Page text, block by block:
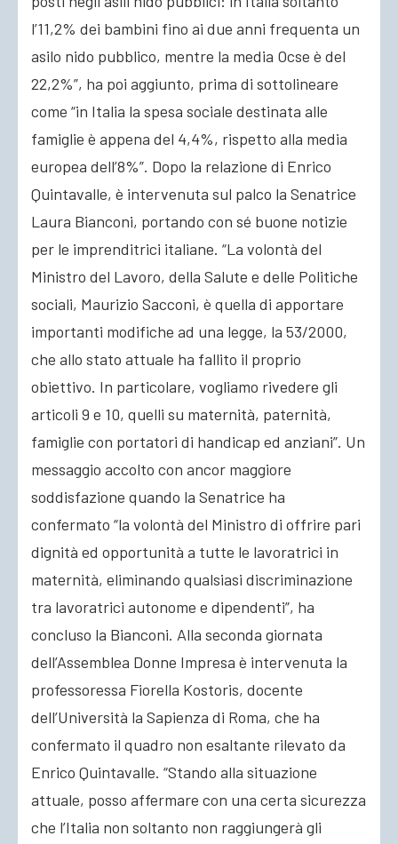
l’11,2% dei bambini fino ai due anni frequenta un
asilo nido pubblico, mentre la media Ocse è del
22,2%”, ha poi aggiunto, prima di sottolineare
come “in Italia la spesa sociale destinata alle
famiglie è appena del 4,4%, rispetto alla media
europea dell’8%”. Dopo la relazione di Enrico
Quintavalle, è intervenuta sul palco la Senatrice
Laura Bianconi, portando con sé buone notizie
per le imprenditrici italiane. “La volontà del
Ministro del Lavoro, della Salute e delle Politiche
sociali, Maurizio Sacconi, è quella di apportare
importanti modifiche ad una legge, la 53/2000,
che allo stato attuale ha fallito il proprio
obiettivo. In particolare, vogliamo rivedere gli
articoli 9 e 10, quelli su maternità, paternità,
famiglie con portatori di handicap ed anziani”. Un
messaggio accolto con ancor maggiore
soddisfazione quando la Senatrice ha
confermato “la volontà del Ministro di offrire pari
dignità ed opportunità a tutte le lavoratrici in
maternità, eliminando qualsiasi discriminazione
tra lavoratrici autonome e dipendenti”, ha
concluso la Bianconi. Alla seconda giornata
dell’Assemblea Donne Impresa è intervenuta la
professoressa Fiorella Kostoris, docente
dell’Università la Sapienza di Roma, che ha
confermato il quadro non esaltante rilevato da
Enrico Quintavalle. “Stando alla situazione
attuale, posso affermare con una certa sicurezza
che l’Italia non soltanto non raggiungerà gli